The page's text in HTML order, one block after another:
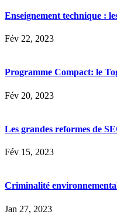
Enseignement technique :
Fév 22, 2023
Programme Compact: le
Fév 20, 2023
Les grandes reformes de
Fév 15, 2023
Criminalité
Jan 27, 2023